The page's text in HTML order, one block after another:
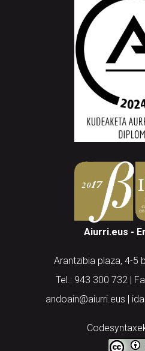
Aiurri.eus -
Arantzibia plaza, 4-5
Tel.: 943 300 732 |
andoain@aiurri.eus |